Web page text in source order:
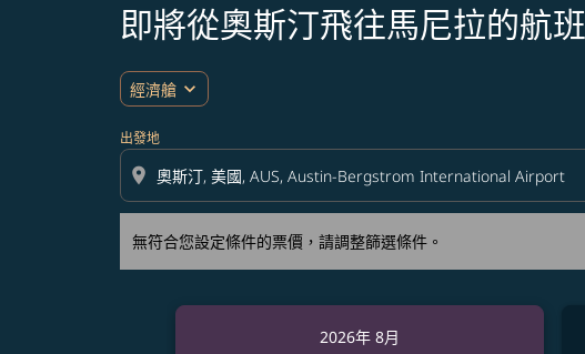
即將從奧斯汀飛往馬尼拉的航班
經濟艙 expand_more
出發地
location_on
無符合您設定條件的票價，請調整篩選條件。
無符合您設定條件的票價，請調整篩選條件。
2026年 8月